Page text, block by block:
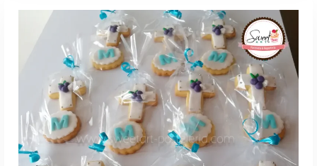
Agenda Por WhatsApp